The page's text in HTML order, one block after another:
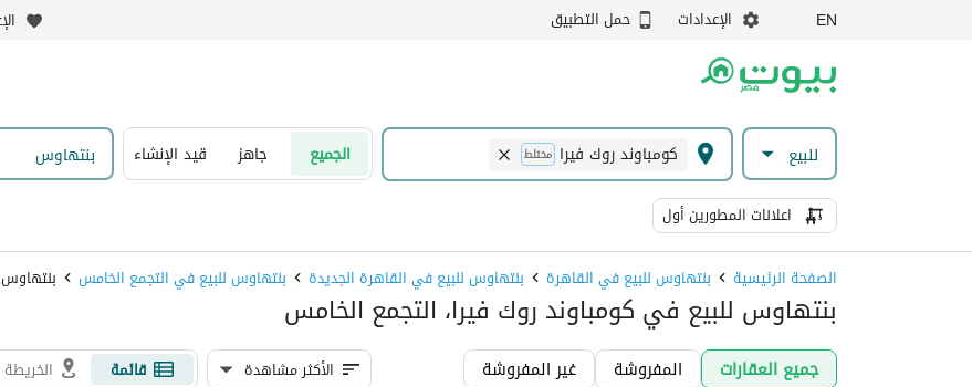
EN الإعدادات حمل التطبيق
للبيع كومباوند روك فيرا مختلط الجميع جاهز قيد الإنشاء بنتهاوس
اعلانات المطورين أول
الصفحة الرئيسية بنتهاوس للبيع في القاهرة بنتهاوس للبيع في القاهرة الجديدة بنتهاوس للبيع في التجمع الخامس
بنتهاوس للبيع في كومباوند روك فيرا، التجمع الخامس
جميع العقارات المفروشة غير المفروشة الأكثر مشاهدة قائمة الخريطة